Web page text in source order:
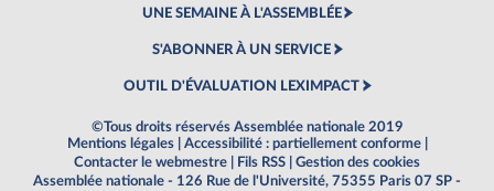
UNE SEMAINE À L'ASSEMBLÉE
S'ABONNER À UN SERVICE
OUTIL D'ÉVALUATION LEXIMPACT
©Tous droits réservés Assemblée nationale 2019
Mentions légales
Accessibilité : partiellement conforme
Contacter le webmestre
Fils RSS
Gestion des cookies
Assemblée nationale - 126 Rue de l'Université, 75355 Paris 07 SP -